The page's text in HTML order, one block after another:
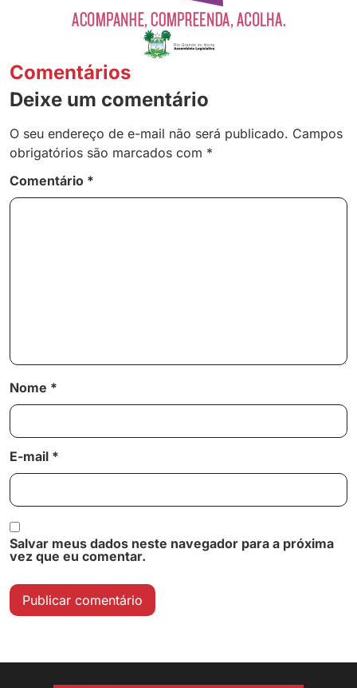
Comentários
Deixe um comentário
O seu endereço de e-mail não será publicado. Campos
obrigatórios são marcados com *
Comentário *
Nome *
E-mail *
Salvar meus dados neste navegador para a próxima
vez que eu comentar.